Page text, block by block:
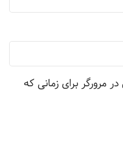
مرورگر برای زمانی که